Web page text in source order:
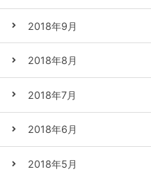
2018年9月
2018年8月
2018年7月
2018年6月
2018年5月